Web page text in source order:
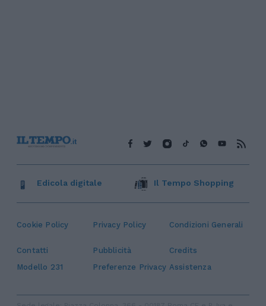
Cookie Policy Privacy Policy Condizioni Generali
Contatti Pubblicità
Credits
Modello 231
Preferenze Privacy Assistenza
Edicola digitale Il Tempo Shopping